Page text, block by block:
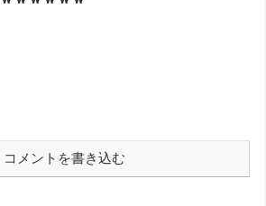
コメントを書き込む